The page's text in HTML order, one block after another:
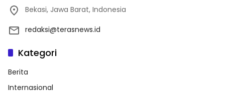
Bekasi, Jawa Barat, Indonesia
redaksi@terasnews.id
Kategori
Berita
Internasional